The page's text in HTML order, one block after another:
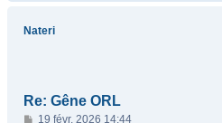
Nateri
Re: Gêne ORL
M19 févr. 2026 14:44